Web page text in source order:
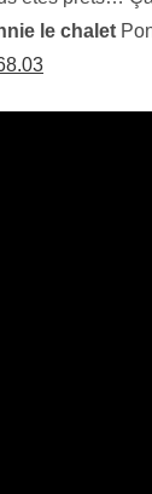
le chalet